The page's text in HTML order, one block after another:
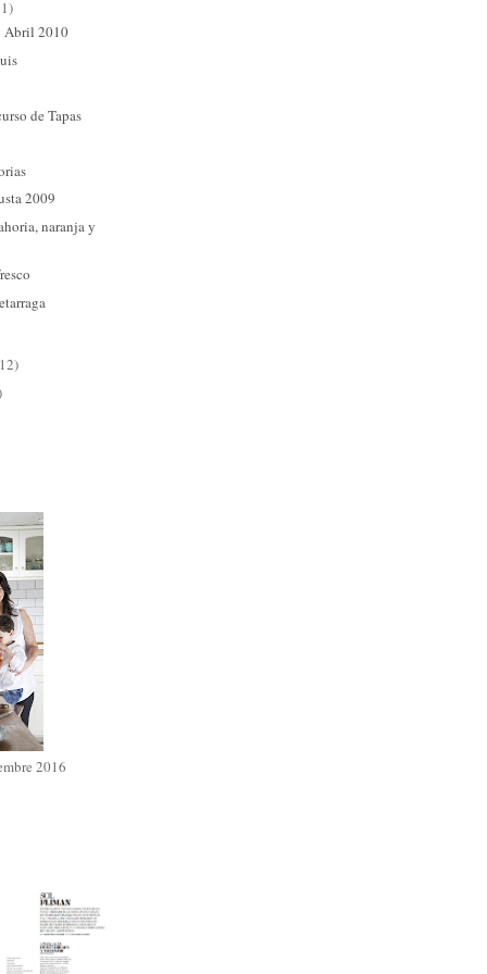
Abril 2010
de Tapas
2009
naranja y
2016